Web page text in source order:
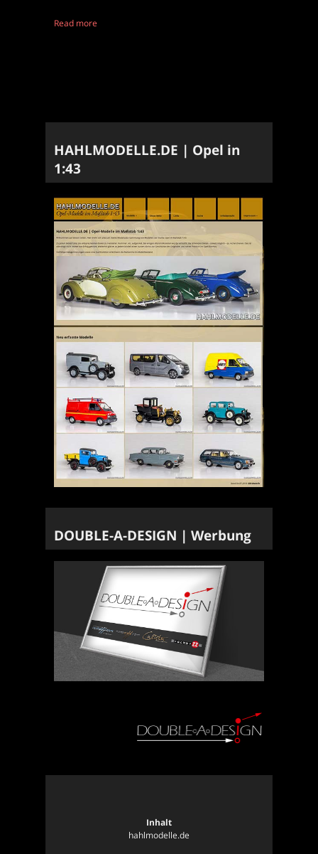
Read more
HAHLMODELLE.DE | Opel in
1:43
DOUBLE-A-DESIGN | Werbung
Inhalt
hahlmodelle.de